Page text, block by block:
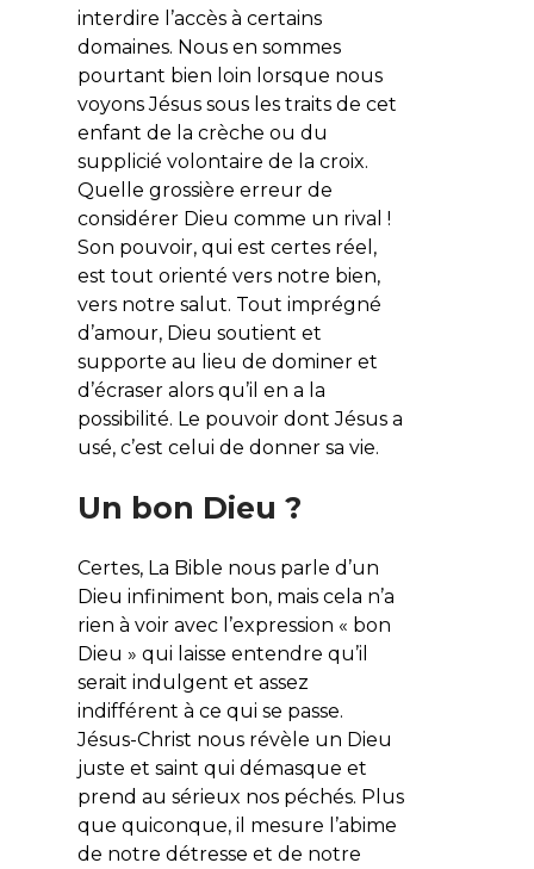
interdire l’accès à certains
domaines. Nous en sommes
pourtant bien loin lorsque nous
voyons Jésus sous les traits de cet
enfant de la crèche ou du
supplicié volontaire de la croix.
Quelle grossière erreur de
considérer Dieu comme un rival !
Son pouvoir, qui est certes réel,
est tout orienté vers notre bien,
vers notre salut. Tout imprégné
d’amour, Dieu soutient et
supporte au lieu de dominer et
d’écraser alors qu’il en a la
possibilité. Le pouvoir dont Jésus a
usé, c’est celui de donner sa vie.
Un bon Dieu ?
Certes, La Bible nous parle d’un
Dieu infiniment bon, mais cela n’a
rien à voir avec l’expression « bon
Dieu » qui laisse entendre qu’il
serait indulgent et assez
indifférent à ce qui se passe.
Jésus-Christ nous révèle un Dieu
juste et saint qui démasque et
prend au sérieux nos péchés. Plus
que quiconque, il mesure l’abime
de notre détresse et de notre